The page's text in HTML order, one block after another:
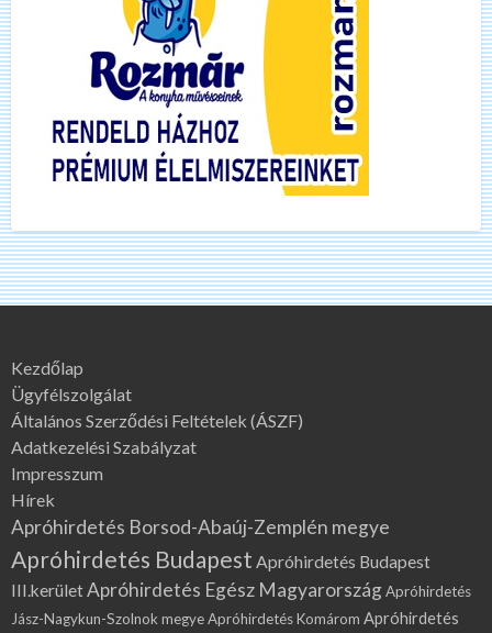
Kezdőlap
Ügyfélszolgálat
Általános Szerződési Feltételek (ÁSZF)
Adatkezelési Szabályzat
Impresszum
Hírek
Apróhirdetés Borsod-Abaúj-Zemplén megye
Apróhirdetés Budapest Apróhirdetés Budapest
III.kerületApróhirdetés Egész MagyarországApróhirdetés
Jász-Nagykun-Szolnok megyeApróhirdetés Komárom Apróhirdetés